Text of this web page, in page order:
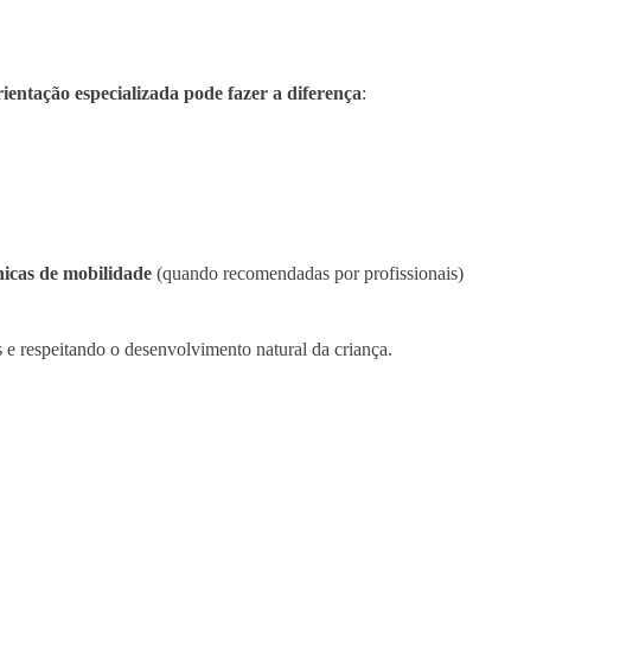
especializada pode fazer a diferença:
de mobilidade (quando recomendadas por profissionais)
respeitando o desenvolvimento natural da criança.